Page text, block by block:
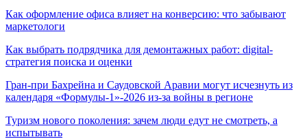
Как оформление офиса влияет на конверсию: что забывают
маркетологи
Как выбрать подрядчика для демонтажных работ: digital-
стратегия поиска и оценки
Гран-при Бахрейна и Саудовской Аравии могут исчезнуть из
календаря «Формулы-1»-2026 из-за войны в регионе
Туризм нового поколения: зачем люди едут не смотреть, а
испытывать